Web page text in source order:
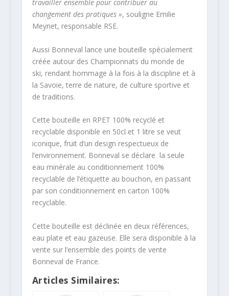
travailler ensemble pour contribuer au
changement des pratiques », souligne Emilie
Meynet, responsable RSE.
Aussi Bonneval lance une bouteille spécialement
créée autour des Championnats du monde de
ski, rendant hommage à la fois à la discipline et à
la Savoie, terre de nature, de culture sportive et
de traditions.
Cette bouteille en RPET 100% recyclé et
recyclable disponible en 50cl et 1 litre se veut
iconique, fruit d’un design respectueux de
l’environnement. Bonneval se déclare la seule
eau minérale au conditionnement 100%
recyclable de l’étiquette au bouchon, en passant
par son conditionnement en carton 100%
recyclable.
Cette bouteille est déclinée en deux références,
eau plate et eau gazeuse. Elle sera disponible à la
vente sur l’ensemble des points de vente
Bonneval de France.
Articles Similaires: